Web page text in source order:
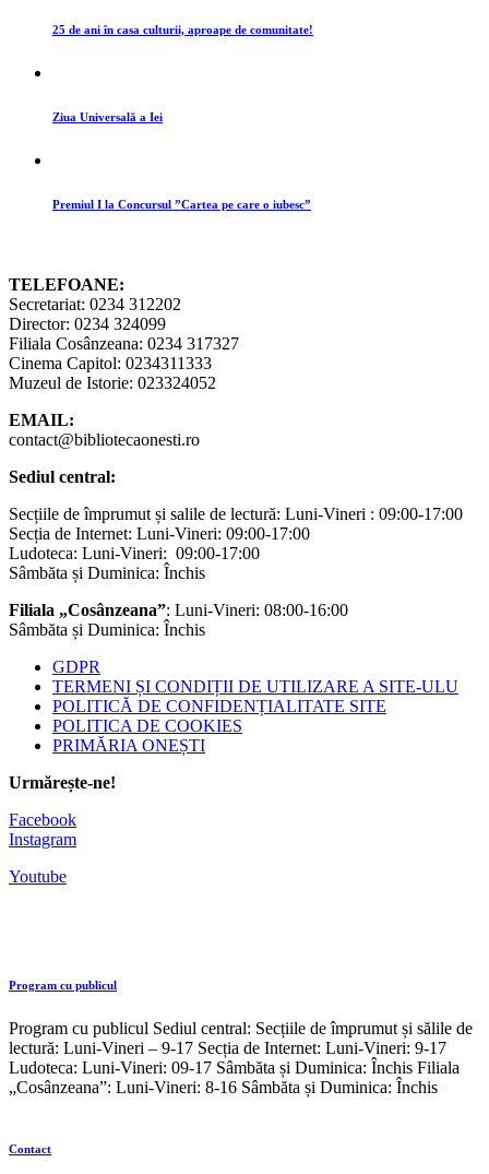
25 de ani în casa culturii, aproape de comunitate!
Ziua Universală a Iei
Premiul I la Concursul ”Cartea pe care o iubesc”
TELEFOANE:
Secretariat: 0234 312202
Director: 0234 324099
Filiala Cosânzeana: 0234 317327
Cinema Capitol: 0234311333
Muzeul de Istorie: 023324052
EMAIL:
contact@bibliotecaonesti.ro
Sediul central:
Secțiile de împrumut și salile de lectură: Luni-Vineri : 09:00-17:00
Secția de Internet: Luni-Vineri: 09:00-17:00
Ludoteca: Luni-Vineri: 09:00-17:00
Sâmbăta și Duminica: Închis
Filiala „Cosânzeana”: Luni-Vineri: 08:00-16:00
Sâmbăta și Duminica: Închis
GDPR
TERMENI ȘI CONDIȚII DE UTILIZARE A SITE-ULU
POLITICĂ DE CONFIDENȚIALITATE SITE
POLITICA DE COOKIES
PRIMĂRIA ONEȘTI
Urmărește-ne!
Facebook
Instagram
Youtube
Program cu publicul
Program cu publicul Sediul central: Secțiile de împrumut și sălile de
lectură: Luni-Vineri – 9-17 Secția de Internet: Luni-Vineri: 9-17
Ludoteca: Luni-Vineri: 09-17 Sâmbăta și Duminica: Închis Filiala
„Cosânzeana”: Luni-Vineri: 8-16 Sâmbăta și Duminica: Închis
Contact